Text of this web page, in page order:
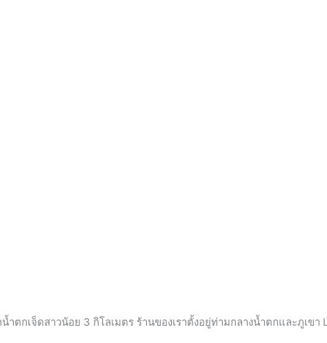
ตกเจ็ดสาวน้อย 3 กิโลเมตร ร้านของเราตั้งอยู่ท่ามกลางน้ำตกและภูเข